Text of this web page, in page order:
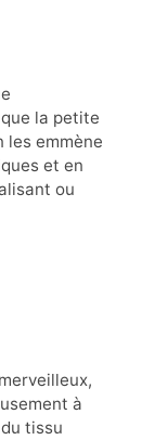
la petite
les emmène
et en
ou
à
tissu